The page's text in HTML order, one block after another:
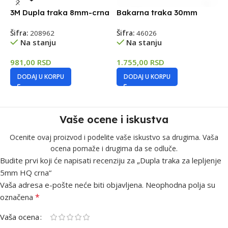
3M Dupla traka 8mm-crna
Šifra: 208962
Na stanju
981,00 RSD
DODAJ U KORPU
Bakarna traka 30mm
Šifra: 46026
Na stanju
1.755,00 RSD
DODAJ U KORPU
Vaše ocene i iskustva
Ocenite ovaj proizvod i podelite vaše iskustvo sa drugima. Vaša
ocena pomaže i drugima da se odluče.
Budite prvi koji će napisati recenziju za „Dupla traka za lepljenje
5mm HQ crna“
Vaša adresa e-pošte neće biti objavljena. Neophodna polja su
označena *
Vaša ocena